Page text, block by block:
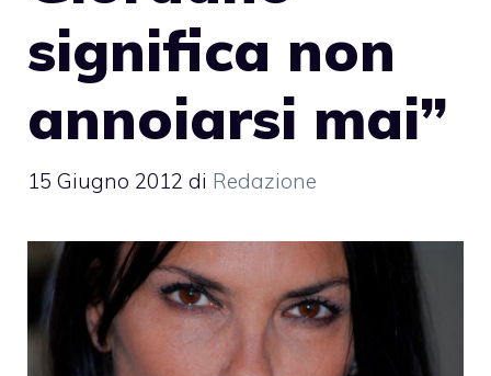
significa non
annoiarsi mai”
15 Giugno 2012 di Redazione